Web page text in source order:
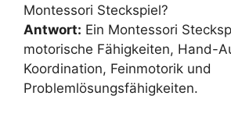
Montessori Steckspiel?
Antwort: Ein Montessori
motorische Fähigkeiten, Hand-
Koordination, Feinmotorik und
Problemlösungsfähigkeiten.